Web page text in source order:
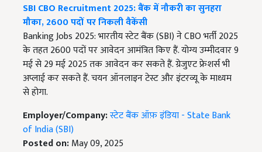
SBI CBO Recruitment 2025: बैंक में नौकरी का सुनहरा
मौका, 2600 पदों पर निकली वैकेंसी
Banking Jobs 2025: भारतीय स्टेट बैंक (SBI) ने CBO भर्ती 2025
के तहत 2600 पदों पर आवेदन आमंत्रित किए हैं. योग्य उम्मीदवार 9
मई से 29 मई 2025 तक आवेदन कर सकते हैं. ग्रेजुएट फ्रेशर्स भी
अप्लाई कर सकते हैं. चयन ऑनलाइन टेस्ट और इंटरव्यू के माध्यम
से होगा.
Employer/Company:स्टेट बैंक ऑफ़ इंडिया - State Bank
of India (SBI)
Posted on:May 09, 2025